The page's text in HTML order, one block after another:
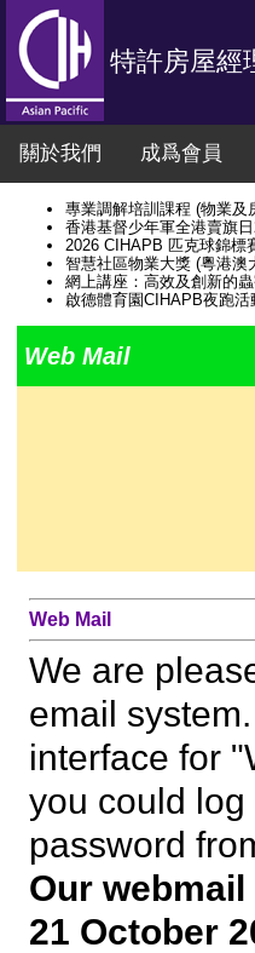
特許房屋經
關於我們 成爲會員
專業調解培訓課程 (物業及
香港基督少年軍全港賣旗
2026 CIHAPB 匹克球錦標
智慧社區物業大獎 (粵港澳
網上講座：高效及創新的
啟德體育園CIHAPB夜跑活
網上講座法律知識系列 :
參觀「安全社區體驗館」
参观 "展城馆"
内地会员到香港考察
參觀 "圍方" (2025.06.17)
ESG 講座 "建築物的減碳
面試技巧工作坊
房協長者安居資源中心「
法律講座 "2024年建築物
無錫・武漢訪問交流團
暢遊郊遊樂逍遙X 無痕山
Working Schedule for
特許房屋經理學會亞太分
Working Schedule for
香港視網膜病變協會港島
CIHAPB Annual
實地參觀 The Henderson"
法律講座 "多層建築物水
誠信為本的專業物業管理
桌球體驗班 (2024.09.27)
升降機的管理、優化及「
Working Schedule for
Web Mail
Web Mail
We are
email
interface for
you could
password
Our
21 October